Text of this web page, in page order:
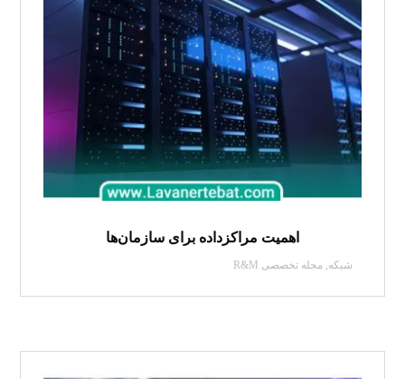
اهمیت مراکزداده برای سازمان‌ها
شبکه ,مجله تخصصی R&M